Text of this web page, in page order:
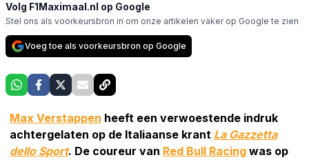
Volg F1Maximaal.nl op Google
Stel ons als voorkeursbron in om onze artikelen vaker op Google te zien
Voeg toe als voorkeursbron op Google
Max Verstappen heeft een verwoestende indruk
achtergelaten op de Italiaanse krant La Gazzetta
dello Sport. De coureur van Red Bull Racing was op